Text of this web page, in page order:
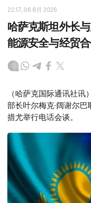
22:17, 06 8月 2026
哈萨克斯坦外长
能源安全与经贸
（哈萨克国际通讯社
部长叶尔梅克·阔谢尔
措尤举行电话会谈。